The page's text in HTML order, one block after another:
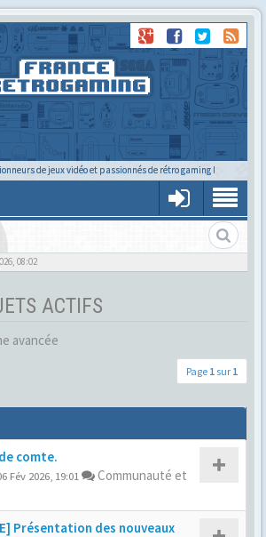
de jeux vidéo et passionnés de rétro gaming !
08:02
ACTIFS
avancée
Page 1 sur 1
comte.
Fév 2026, 19:01
Communauté et
Présentation des nouveaux